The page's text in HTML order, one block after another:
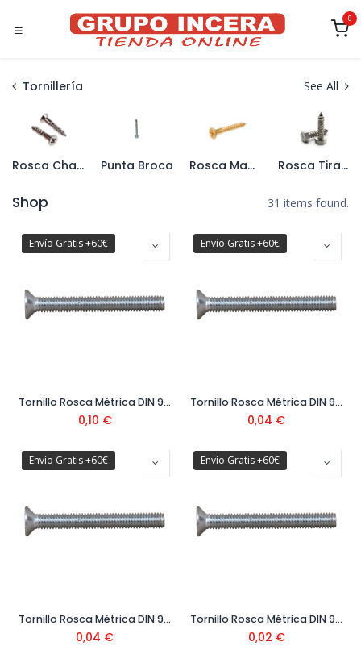
0
Tornillería See All
Rosca Chapa Punta Broca Rosca Madera Rosca Tirafondo
Shop 31 items found.
Envío Gratis +60€
Tornillo Rosca Métrica DIN 965 Cabeza Avellanada Ø8 mm
0,10 €
Envío Gratis +60€
Tornillo Rosca Métrica DIN 965 Cabeza Avellanada Ø6 mm
0,04 €
Envío Gratis +60€
Tornillo Rosca Métrica DIN 965 Cabeza Avellanada Ø5 mm
0,04 €
Envío Gratis +60€
Tornillo Rosca Métrica DIN 965 Cabeza Avellanada Ø4 mm
0,02 €